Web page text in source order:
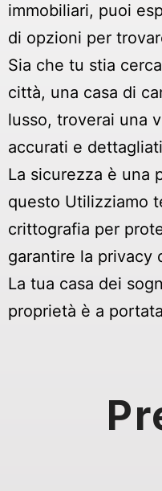
immobiliari, puoi
di opzioni per
Sia che tu stia
città, una casa di
lusso, troverai una
accurati e
La sicurezza è una
questo Utilizziamo
crittografia per
garantire la privacy
La tua casa dei
proprietà è a